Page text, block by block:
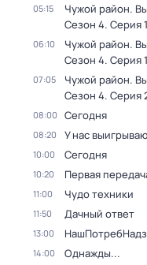
05:15 Чужой район.
Сезон 4. Серия
06:10 Чужой район.
Сезон 4. Серия
07:05 Чужой район.
Сезон 4. Серия
08:00 Сегодня
08:20 У нас
10:00 Сегодня
10:20 Первая
11:00 Чудо техники
11:50 Дачный ответ
13:00
14:00 Однажды...